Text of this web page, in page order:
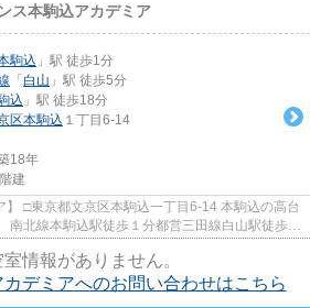
ス本駒込アカデミア
駒込 」駅 徒歩1分
「 白山 」駅 徒歩5分
込 」駅 徒歩18分
区本駒込 １丁目6-14
18年
建
】 □東京都文京区本駒込一丁目6-14 本駒込の高台
南北線本駒込駅徒歩１分都営三田線白山駅徒歩５
情報がありません。
デミアへのお問い合わせはこちら